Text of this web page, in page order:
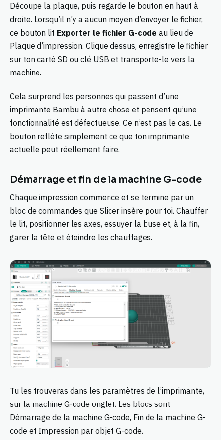
Découpe la plaque, puis regarde le bouton en haut à
droite. Lorsqu’il n’y a aucun moyen d’envoyer le fichier,
ce bouton lit Exporter le fichier G-code au lieu de
Plaque d’impression. Clique dessus, enregistre le fichier
sur ton carté SD ou clé USB et transporte-le vers la
machine.
Cela surprend les personnes qui passent d’une
imprimante Bambu à autre chose et pensent qu’une
fonctionnalité est défectueuse. Ce n’est pas le cas. Le
bouton reflète simplement ce que ton imprimante
actuelle peut réellement faire.
Démarrage et fin de la machine G-code
Chaque impression commence et se termine par un
bloc de commandes que Slicer insère pour toi. Chauffer
le lit, positionner les axes, essuyer la buse et, à la fin,
garer la tête et éteindre les chauffages.
Tu les trouveras dans les paramètres de l’imprimante,
sur la machine G-code onglet. Les blocs sont
Démarrage de la machine G-code, Fin de la machine G-
code et Impression par objet G-code.